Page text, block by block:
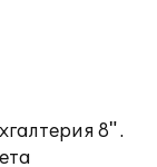
8" .